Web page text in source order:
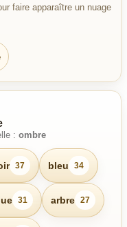
faire apparaître un nuage
: ombre
37 bleu 34
31 arbre 27